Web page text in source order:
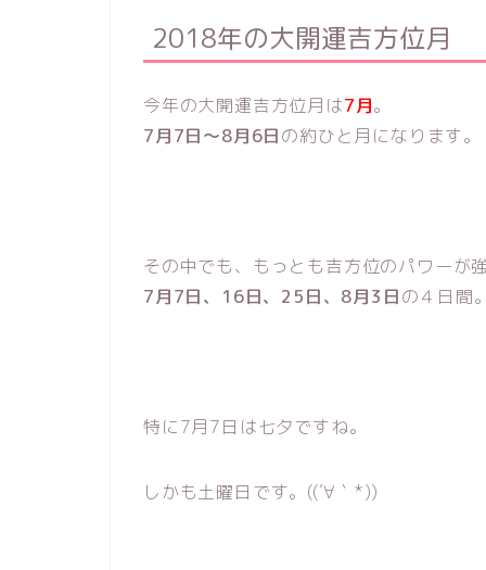
2018年の大開運吉方位月
今年の大開運吉方位月は7月。
7月7日～8月6日の約ひと月になります。
その中でも、もっとも吉方位のパワーが
7月7日、16日、25日、8月3日の４日間。
特に7月7日は七夕ですね。
しかも土曜日です。((´∀｀*))